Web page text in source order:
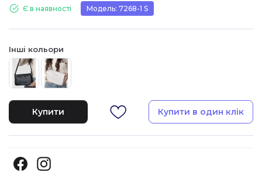
Є в наявності Модель: 7268-1 S
Інші кольори
Купити Купити в один клік